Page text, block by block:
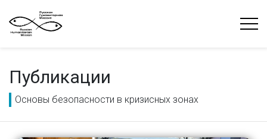
Публикации
Основы безопасности в кризисных зонах